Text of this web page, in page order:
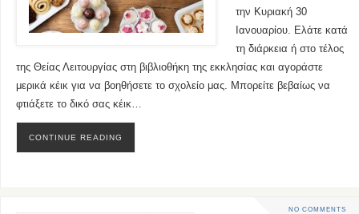
την Κυριακή 30
Ιανουαρίου. Ελάτε κατά
τη διάρκεια ή στο τέλος
της Θείας Λειτουργίας στη βιβλιοθήκη της εκκλησίας και αγοράστε
μερικά κέικ για να βοηθήσετε το σχολείο μας. Μπορείτε βεβαίως να
φτιάξετε το δικό σας κέικ…
CONTINUE READING
NO COMMENTS